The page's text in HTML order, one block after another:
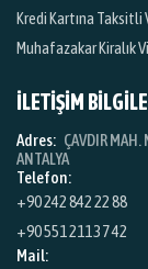
Kredi Kartına Taksitli
Muhafazakar Kiralık
İLETİŞİM
Adres: ÇAVDIR MAH.
ANTALYA
Telefon:
+90 242 842 22 88
+90 551 211 37 42
Mail: